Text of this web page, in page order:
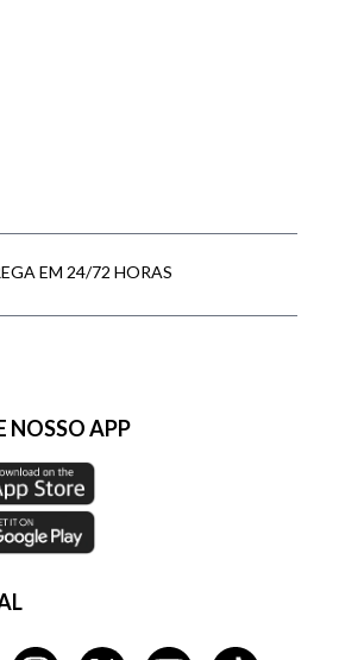
EM 24/72 HORAS
NOSSO APP